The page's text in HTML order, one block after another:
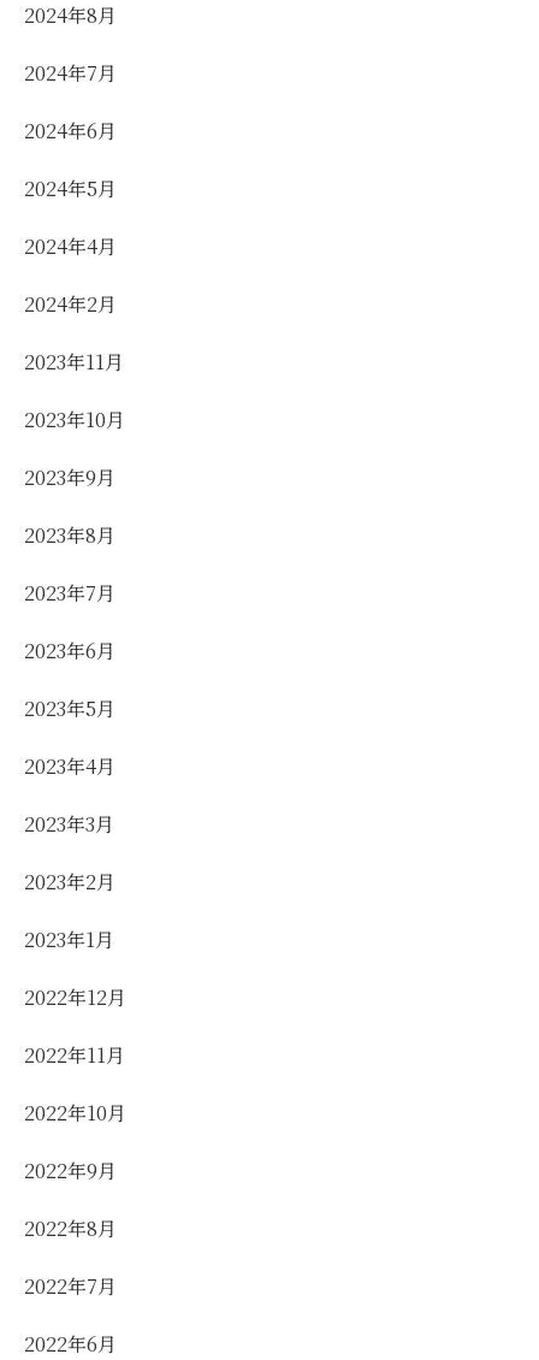
2024年8月
2024年7月
2024年6月
2024年5月
2024年4月
2024年2月
2023年11月
2023年10月
2023年9月
2023年8月
2023年7月
2023年6月
2023年5月
2023年4月
2023年3月
2023年2月
2023年1月
2022年12月
2022年11月
2022年10月
2022年9月
2022年8月
2022年7月
2022年6月